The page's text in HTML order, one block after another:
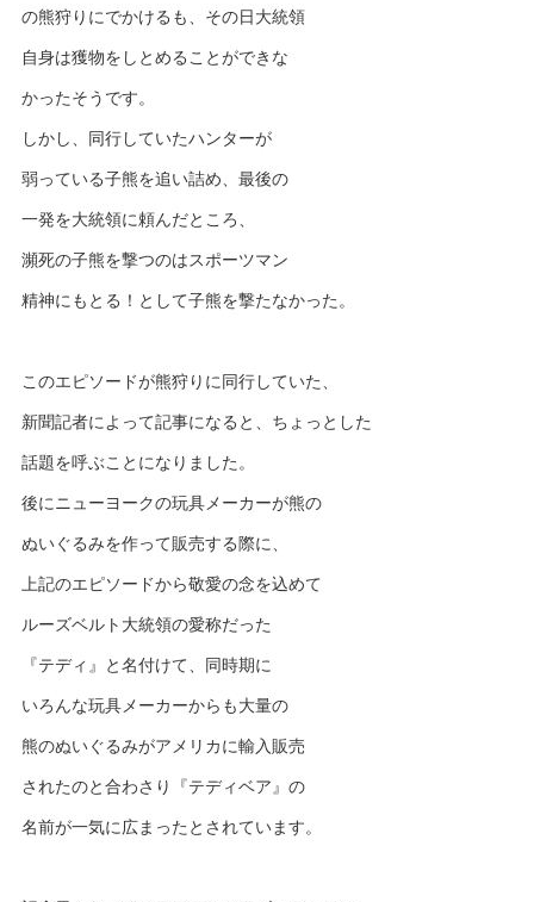
の熊狩りにでかけるも、その日大統領
自身は獲物をしとめることができな
かったそうです。
しかし、同行していたハンターが
弱っている子熊を追い詰め、最後の
一発を大統領に頼んだところ、
瀕死の子熊を撃つのはスポーツマン
精神にもとる！として子熊を撃たなかった。
このエピソードが熊狩りに同行していた、
新聞記者によって記事になると、ちょっとした
話題を呼ぶことになりました。
後にニューヨークの玩具メーカーが熊の
ぬいぐるみを作って販売する際に、
上記のエピソードから敬愛の念を込めて
ルーズベルト大統領の愛称だった
『テディ』と名付けて、同時期に
いろんな玩具メーカーからも大量の
熊のぬいぐるみがアメリカに輸入販売
されたのと合わさり『テディベア』の
名前が一気に広まったとされています。